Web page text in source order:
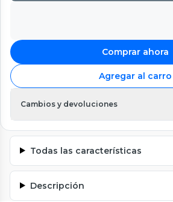
Comprar ahora
Agregar al carro
Cambios y devoluciones
Todas las características
Descripción